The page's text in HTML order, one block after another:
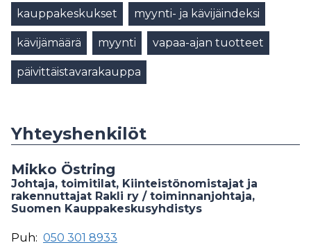
kauppakeskukset myynti- ja kävijäindeksi
kävijämäärä myynti vapaa-ajan tuotteet
päivittäistavarakauppa
Yhteyshenkilöt
Mikko Östring
Johtaja, toimitilat, Kiinteistönomistajat ja
rakennuttajat Rakli ry / toiminnanjohtaja,
Suomen Kauppakeskusyhdistys
Puh: 050 301 8933